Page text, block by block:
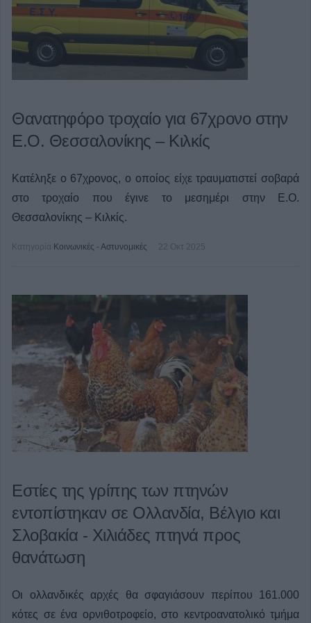
Θανατηφόρο τροχαίο για 67χρονο στην
Ε.Ο. Θεσσαλονίκης – Κιλκίς
Κατέληξε ο 67χρονος, ο οποίος είχε τραυματιστεί σοβαρά
στο τροχαίο που έγινε το μεσημέρι στην Ε.Ο.
Θεσσαλονίκης – Κιλκίς.
Κατηγορία Κοινωνικές - Αστυνομικές 22 Οκτ 2025
Εστίες της γρίπης των πτηνών
εντοπίστηκαν σε Ολλανδία, Βέλγιο και
Σλοβακία - Χιλιάδες πτηνά προς
θανάτωση
Οι ολλανδικές αρχές θα σφαγιάσουν περίπου 161.000
κότες σε ένα ορνιθοτροφείο, στο κεντροανατολικό τμήμα